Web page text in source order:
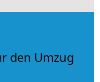
den Umzug